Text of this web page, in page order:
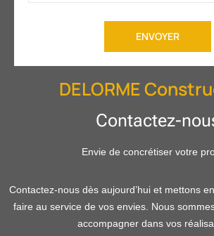
ENVOYER
DELORME
Contactez-
Envie de concrétiser votre
Contactez-nous dès aujourd’hui et mettons
faire au service de vos envies. Nous
accompagner dans vos